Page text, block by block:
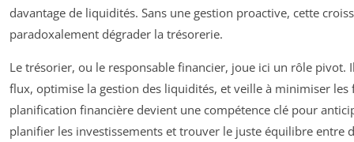
davantage de liquidités. Sans une gestion proactive, cette
paradoxalement dégrader la trésorerie.
Le trésorier, ou le responsable financier, joue ici un rôle pivot.
flux, optimise la gestion des liquidités, et veille à minimiser
planification financière devient une compétence clé pour
planifier les investissements et trouver le juste équilibre entre